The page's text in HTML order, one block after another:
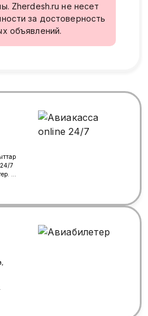
Zherdesh.ru не несет
за достоверность
объявлений.
7